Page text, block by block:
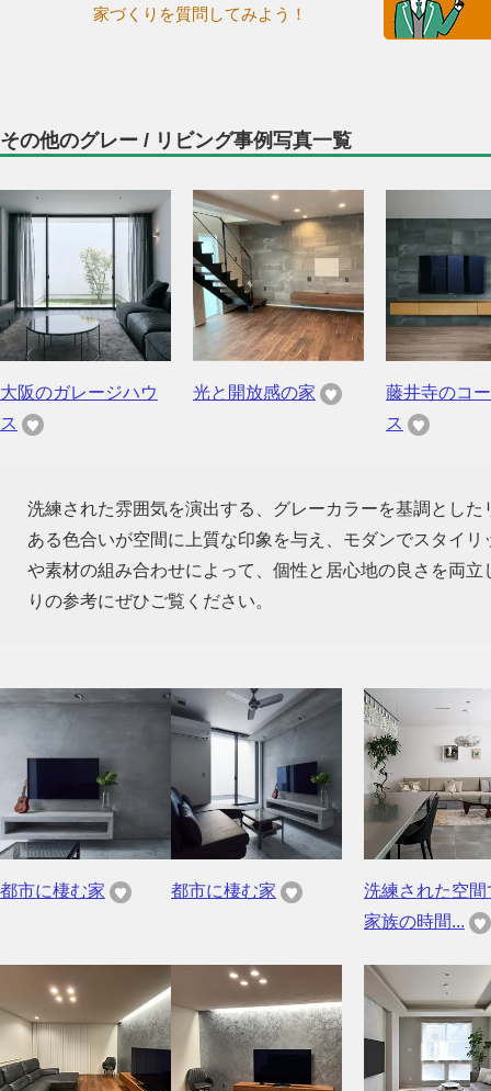
家づくりを質問してみよう！
その他のグレー / リビング事例写真一覧
大阪のガレージハウ
ス
光と開放感の家
藤井寺のコ
ス
洗練された雰囲気を演出する、グレーカラーを基調とし
ある色合いが空間に上質な印象を与え、モダンでスタイ
や素材の組み合わせによって、個性と居心地の良さを両
りの参考にぜひご覧ください。
都市に棲む家 都市に棲む家
洗練された空間
家族の時間...